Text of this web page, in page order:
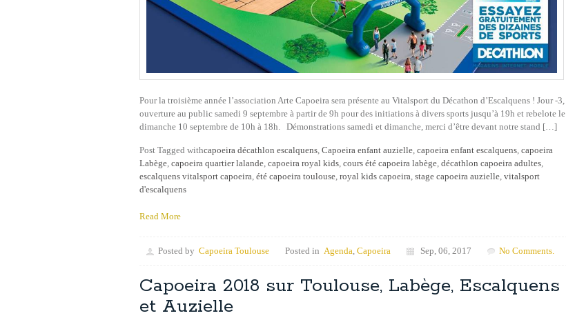
Pour la troisième année l’association Arte Capoeira sera présente au Vitalsport du Décathon d’Escalquens ! Jour -3,
ouverture au public samedi 9 septembre à partir de 9h pour des initiations à divers sports jusqu’à 19h et rebelote le
dimanche 10 septembre de 10h à 18h. Démonstrations samedi et dimanche, merci d’être devant notre stand […]
Post Tagged withcapoeira décathlon escalquens, Capoeira enfant auzielle, capoeira enfant escalquens, capoeira
Labège, capoeira quartier lalande, capoeira royal kids, cours été capoeira labège, décathlon capoeira adultes,
escalquens vitalsport capoeira, été capoeira toulouse, royal kids capoeira, stage capoeira auzielle, vitalsport
d'escalquens
Read More
Posted by Capoeira Toulouse Posted in Agenda, Capoeira Sep, 06, 2017 No Comments.
Capoeira 2018 sur Toulouse, Labège, Escalquens
et Auzielle